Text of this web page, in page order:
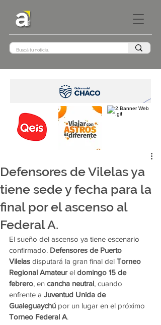
Defensores de Vilelas ya
tiene sede y fecha para la
final por el ascenso al
Federal A.
El sueño del ascenso ya tiene escenario
confirmado. Defensores de Puerto
Vilelas disputará la gran final del Torneo
Regional Amateur el domingo 15 de
febrero, en cancha neutral, cuando
enfrente a Juventud Unida de
Gualeguaychú por un lugar en el próximo
Torneo Federal A.